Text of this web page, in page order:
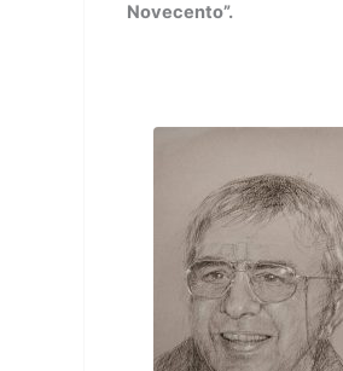
Novecento”.